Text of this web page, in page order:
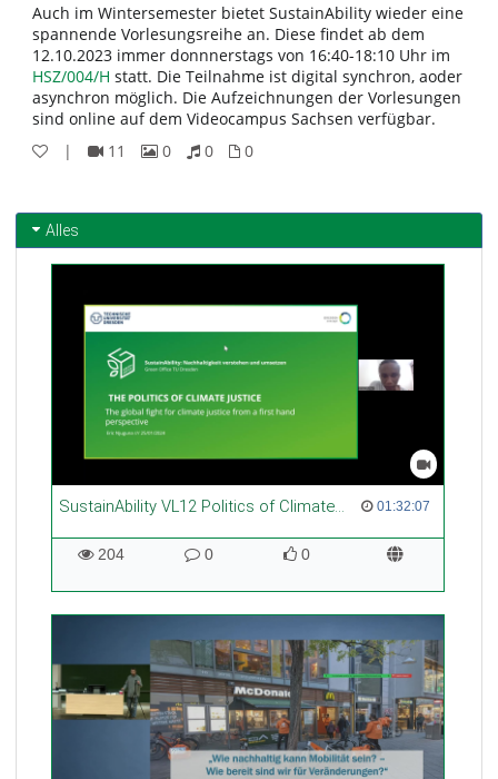
Auch im Wintersemester bietet SustainAbility wieder eine
spannende Vorlesungsreihe an. Diese findet ab dem
12.10.2023 immer donnnerstags von 16:40-18:10 Uhr im
HSZ/004/H statt. Die Teilnahme ist digital synchron, aoder
asynchron möglich. Die Aufzeichnungen der Vorlesungen
sind online auf dem Videocampus Sachsen verfügbar.
|
11
0
0
0
Alles
SustainAbility VL12 Politics of Climate Justice Erica Njuguna 01:32:07
01:32:07 duration
204
views
0
Kommentare
0